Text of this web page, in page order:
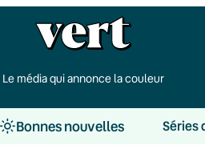
Le média qui annonce la couleur
Bonnes nouvelles Séries